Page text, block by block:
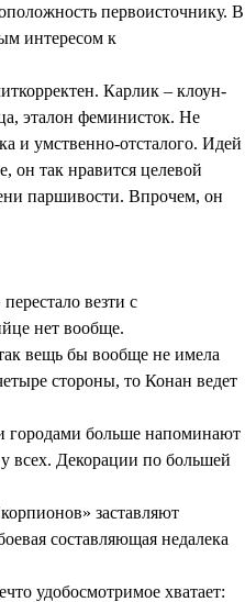
первоисточнику. В
интересом к
Карлик – клоун-
эталон феминисток. Не
и умственно-отсталого. Идей
он так нравится целевой
паршивости. Впрочем, он
везти с
нет вообще.
вещь бы вообще не имела
стороны, то Конан ведет
городами больше напоминают
всех. Декорации по большей
заставляют
составляющая недалека
удобосмотримое хватает: